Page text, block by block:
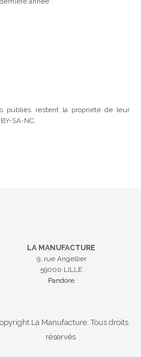
publiés restent la propriété de leur
SA-NC.
LA MANUFACTURE
9, rue Angellier
59000 LILLE
Pandore
La Manufacture. Tous droits
réservés.